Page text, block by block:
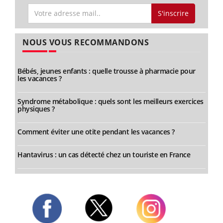
S'inscrire
NOUS VOUS RECOMMANDONS
Bébés, jeunes enfants : quelle trousse à pharmacie pour
les vacances ?
Syndrome métabolique : quels sont les meilleurs exercices
physiques ?
Comment éviter une otite pendant les vacances ?
Hantavirus : un cas détecté chez un touriste en France